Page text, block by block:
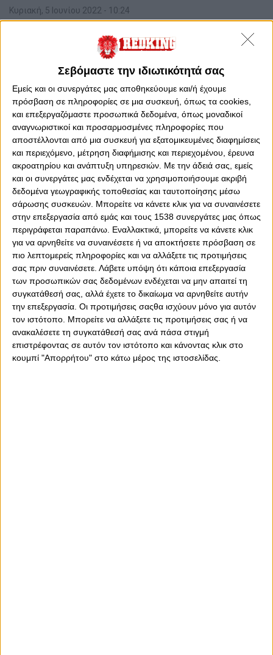
Σεβόμαστε την ιδιωτικότητά σας
Εμείς και οι συνεργάτες μας αποθηκεύουμε και/ή έχουμε
πρόσβαση σε πληροφορίες σε μια συσκευή, όπως τα cookies,
και επεξεργαζόμαστε προσωπικά δεδομένα, όπως μοναδικοί
αναγνωριστικοί και προσαρμοσμένες πληροφορίες που
αποστέλλονται από μια συσκευή για εξατομικευμένες διαφημίσεις
και περιεχόμενο, μέτρηση διαφήμισης και περιεχομένου, έρευνα
ακροατηρίου και ανάπτυξη υπηρεσιών. Με την άδειά σας, εμείς
και οι συνεργάτες μας ενδέχεται να χρησιμοποιήσουμε ακριβή
δεδομένα γεωγραφικής τοποθεσίας και ταυτοποίησης μέσω
σάρωσης συσκευών. Μπορείτε να κάνετε κλικ για να συναινέσετε
στην επεξεργασία από εμάς και τους 1538 συνεργάτες μας όπως
περιγράφεται παραπάνω. Εναλλακτικά, μπορείτε να κάνετε κλικ
για να αρνηθείτε να συναινέσετε ή να αποκτήσετε πρόσβαση σε
πιο λεπτομερείς πληροφορίες και να αλλάξετε τις προτιμήσεις
σας πριν συναινέσετε. Λάβετε υπόψη ότι κάποια επεξεργασία
των προσωπικών σας δεδομένων ενδέχεται να μην απαιτεί τη
συγκατάθεσή σας, αλλά έχετε το δικαίωμα να αρνηθείτε αυτήν
την επεξεργασία. Οι προτιμήσεις σαςθα ισχύουν μόνο για αυτόν
τον ιστότοπο. Μπορείτε να αλλάξετε τις προτιμήσεις σας ή να
ανακαλέσετε τη συγκατάθεσή σας ανά πάσα στιγμή
επιστρέφοντας σε αυτόν τον ιστότοπο και κάνοντας κλικ στο
κουμπί "Απορρήτου" στο κάτω μέρος της ιστοσελίδας.
Κυριακή, 5 Ιουνίου 2022 - 10:24
0 0
Ο Ολυμπιακός στους τελικούς της Α1 και έτοιμος για να
αντιμετωπίσει και να νικήσει τον Παναθηναϊκό. Η ομάδα
του Γιώργου Μπαρτζώκα έκανε το χρέος της και
κατάφερε να ξεπεράσει το εμπόδιο του Προμηθέα,
δηλώνοντας «ΠΑΡΩΝ» στους τελικούς της Stoiximan
Basket League και έτοιμος να διεκδικήσει και να πάρει
τον τίτλο. Έναν τίτλο, ο οποίος βάσει της απόδοσής του
φέτος, συνολικά, της σταθερότητάς του, της αξίας του
ως ομάδας, αλλά και της δυναμικής του, σε όλα τα
επίπεδα (αγωνιστικά, προπονητικά, διοικητικά, οπαδικά)
αξίζει να πάρει.